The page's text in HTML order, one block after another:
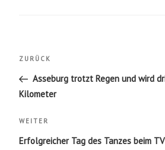
Beitragsnavigation
Vorheriger
Beitrag
ZURÜCK
Asseburg trotzt Regen und wird
Kilometer
Nächster
Beitrag
WEITER
Erfolgreicher Tag des Tanzes beim